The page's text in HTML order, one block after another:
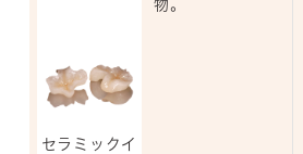
セラミックイ
物。